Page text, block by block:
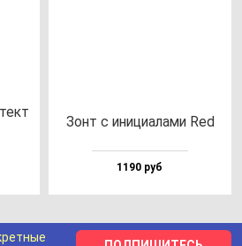
Зонт с ини­ци­ала­ми Red
1190 руб